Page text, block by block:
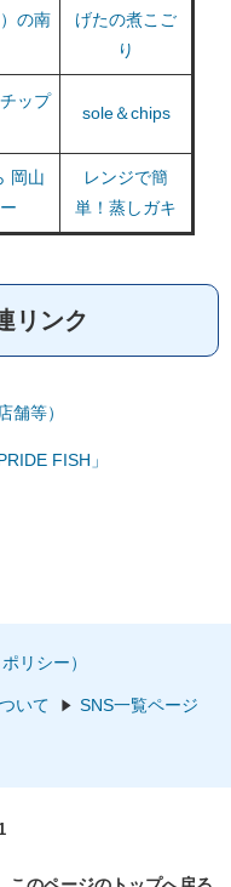
の南
げたの煮こご
り
ップ
sole＆chips
岡山
レンジで簡
単！蒸しガキ
リンク
舗等）
FISH」
リシー）
いて SNS一覧ページ